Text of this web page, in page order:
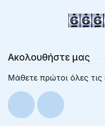
Ακολουθήστε μας
Μάθετε πρώτοι όλες τις